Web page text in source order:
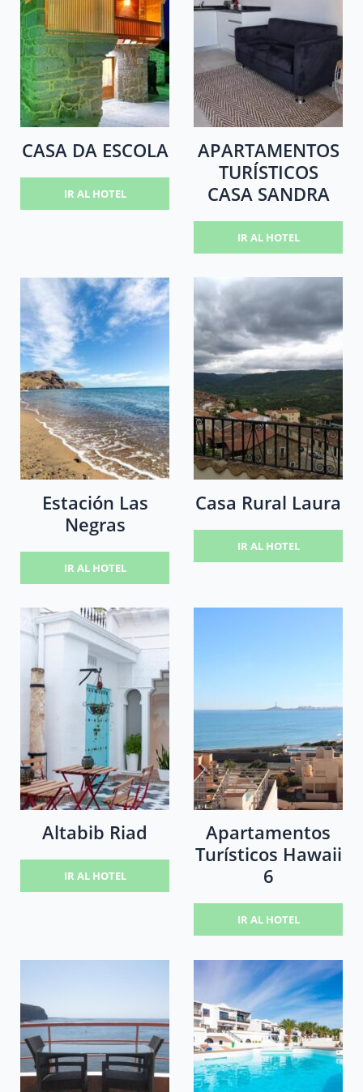
CASA DA ESCOLA
IR AL HOTEL
APARTAMENTOS
TURÍSTICOS
CASA SANDRA
IR AL HOTEL
Estación Las
Negras
IR AL HOTEL
Casa Rural Laura
IR AL HOTEL
Altabib Riad
IR AL HOTEL
Apartamentos
Turísticos Hawaii
6
IR AL HOTEL